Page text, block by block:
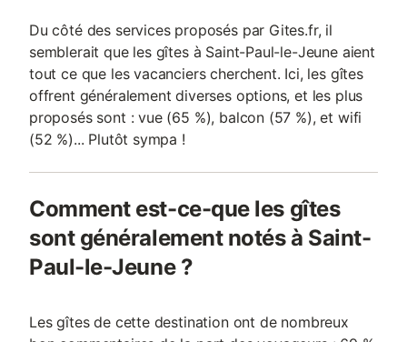
Du côté des services proposés par Gites.fr, il
semblerait que les gîtes à Saint-Paul-le-Jeune aient
tout ce que les vacanciers cherchent. Ici, les gîtes
offrent généralement diverses options, et les plus
proposés sont : vue (65 %), balcon (57 %), et wifi
(52 %)... Plutôt sympa !
Comment est-ce-que les gîtes
sont généralement notés à Saint-
Paul-le-Jeune ?
Les gîtes de cette destination ont de nombreux